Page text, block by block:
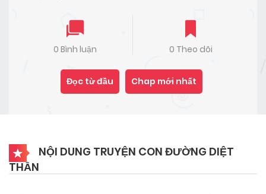
0 Bình luận 0 Theo dõi
Đọc từ đầu Chap mới nhất
NỘI DUNG TRUYỆN CON ĐƯỜNG DIỆT
THẦN